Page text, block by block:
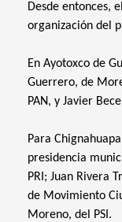
Desde entonces,
organización del
En Ayotoxco de
Guerrero, de
PAN, y Javier
Para
presidencia
PRI; Juan Rivera
de Movimiento
Moreno, del PSI.